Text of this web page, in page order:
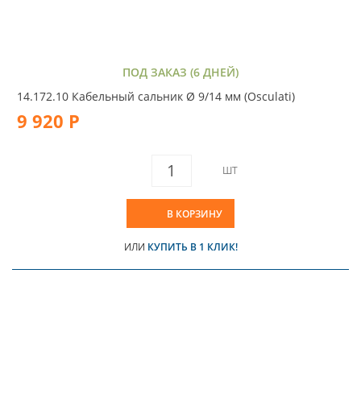
ПОД ЗАКАЗ (6 ДНЕЙ)
14.172.10 Кабельный сальник Ø 9/14 мм (Osculati)
9 920 Р
ШТ
В КОРЗИНУ
ИЛИ КУПИТЬ В 1 КЛИК!